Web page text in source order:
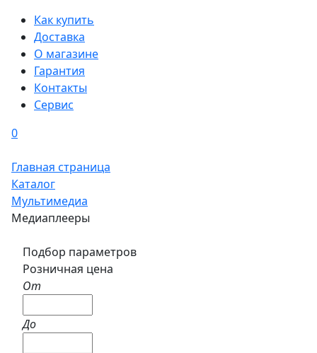
Как купить
Доставка
О магазине
Гарантия
Контакты
Сервис
0
Главная страница
Каталог
Мультимедиа
Медиаплееры
Подбор параметров
Розничная цена
От
До